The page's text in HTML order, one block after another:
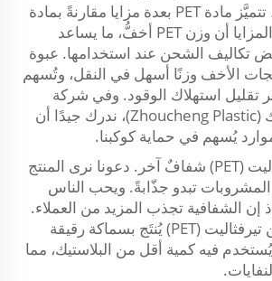
في مجال التغليف، تتميَّز مادة PET بعدة مزايا مقارنةً بمادة
HDPE. وأهم هذه المزايا أن وزن PET أخفُّ، ما يساعد
تكاليف الشحن عند استخدامها. عبوة
الأخف وزنًا أسهل في النقل، وتُسهم
تقليل استهلاك الوقود. وفي شركة
تشوشينغ للبلاستيك (Zhoucheng Plastic)، ندرك جيدًا أن
يُسهم في حماية كوكبنا.
بولي إيثيلين تيرفثاليت (PET) شفافٌ آخر. دعونا نرى المنتج
تبدو جذّابةً. ويحب الناس
إن الشفافية تجذب المزيد من العملاء.
كما أن بولي إيثيلين تيرفثاليت (PET) يُنتَج بسماكة رقيقة
فيه كمية أقل من البلاستيك، مما